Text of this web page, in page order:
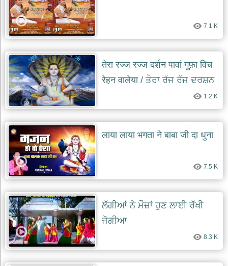
7.1 K
तेरा रज्ज रज्ज दर्शन पावां गुफ़ा विच
रेहन वालेया / ਤੇਰਾ ਰੱਜ ਰੱਜ ਦਰਸ਼ਨ
ਪਾਵਾਂ ਗੁਫ਼ਾ ਵਿੱਚ ਰਹਿਣ ਵਾਲਿਆ1.2 K
लाया लाया भगता ने बाबा जी दा धुना
7.5 K
ਲੱਗੀਆਂ ਨੇ ਮੌਜ਼ਾਂ ਹੁਣ ਲਾਈ ਰੱਖੀ
ਜੋਗੀਆ
8.3 K